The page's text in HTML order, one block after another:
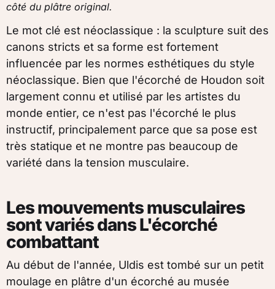
côté du plâtre original.
Le mot clé est néoclassique : la sculpture suit des
canons stricts et sa forme est fortement
influencée par les normes esthétiques du style
néoclassique. Bien que l'écorché de Houdon soit
largement connu et utilisé par les artistes du
monde entier, ce n'est pas l'écorché le plus
instructif, principalement parce que sa pose est
très statique et ne montre pas beaucoup de
variété dans la tension musculaire.
Les mouvements musculaires
sont variés dans L'écorché
combattant
Au début de l'année, Uldis est tombé sur un petit
moulage en plâtre d'un écorché au musée